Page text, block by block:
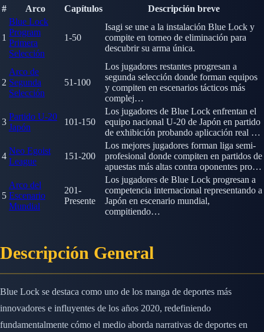
# Arco Capítulos Descripción breve
1
Blue Lock
Program
Primera
Selección
1-50
Isagi se une a la instalación Blue Lock y
compite en torneo de eliminación para
descubrir su arma única.
2
Arco de
Segunda
Selección
51-100
Los jugadores restantes progresan a
segunda selección donde forman equipos
y compiten en escenarios tácticos más
complej…
3
Partido U-20
Japón
101-150
Los jugadores de Blue Lock enfrentan el
equipo nacional U-20 de Japón en partido
de exhibición probando aplicación real …
4
Neo Egoist
League
151-200
Los mejores jugadores forman liga semi-
profesional donde compiten en partidos de
apuestas más altas contra oponentes pro…
5
Arco del
Escenario
Mundial
201-
Presente
Los jugadores de Blue Lock progresan a
competencia internacional representando a
Japón en escenario mundial,
compitiendo…
Descripción General
Blue Lock se destaca como uno de los manga de deportes más
innovadores e influyentes de los años 2020, redefiniendo
fundamentalmente cómo el medio aborda narrativas de deportes en